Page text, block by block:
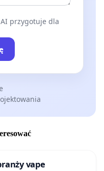
AI przygotuje dla
vape